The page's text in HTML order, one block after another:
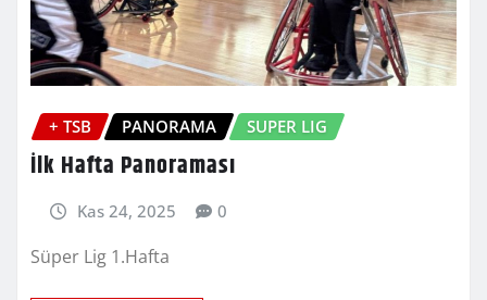
+ TSB PANORAMA SUPER LIG
İlk Hafta Panoraması
Kas 24, 2025 0
Süper Lig 1.Hafta